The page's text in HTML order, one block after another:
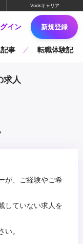
Vookキャリア
イン 新規登録
事 転職体験記
求人
が、ご経験やご希
していない求人を
。